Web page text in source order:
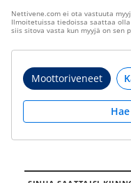
Nettivene.com ei ota vastuuta
Ilmoitetuissa tiedoissa saattaa
siis sitova vasta kun myyjä on sen
Moottoriveneet